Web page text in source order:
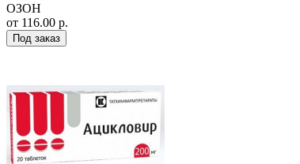
ОЗОН
от 116.00 р.
Под заказ